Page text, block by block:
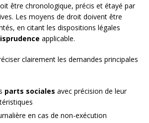
être chronologique, précis et étayé par
Les moyens de droit doivent être
en citant les dispositions légales
applicable.
clairement les demandes principales
parts sociales avec précision de leur
en cas de non-exécution